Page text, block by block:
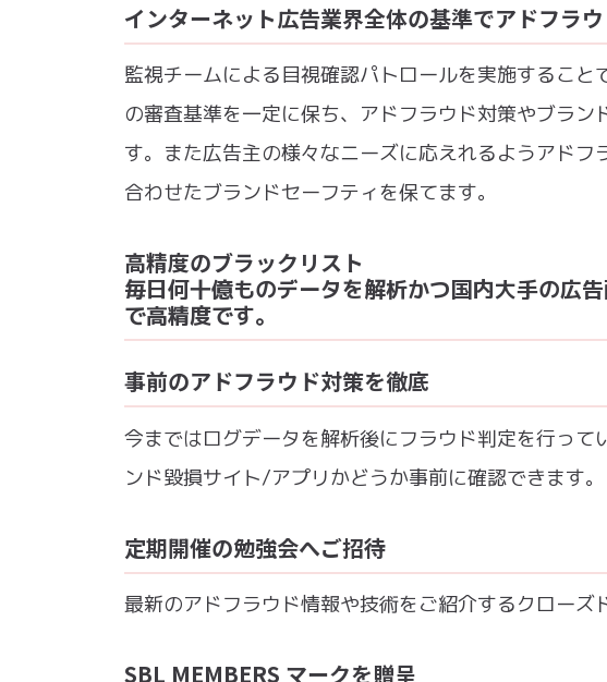
インターネット広告業界全体の基準でアドフラ
監視チームによる目視確認パトロールを実施するこ
の審査基準を一定に保ち、アドフラウド対策やブラ
す。また広告主の様々なニーズに応えれるようアド
合わせたブランドセーフティを保てます。
高精度のブラックリスト
毎日何十億ものデータを解析かつ国内大手の広
で高精度です。
事前のアドフラウド対策を徹底
今まではログデータを解析後にフラウド判定を行っ
ンド毀損サイト/アプリかどうか事前に確認できます。
定期開催の勉強会へご招待
最新のアドフラウド情報や技術をご紹介するクローズ
SBL MEMBERS マークを贈呈